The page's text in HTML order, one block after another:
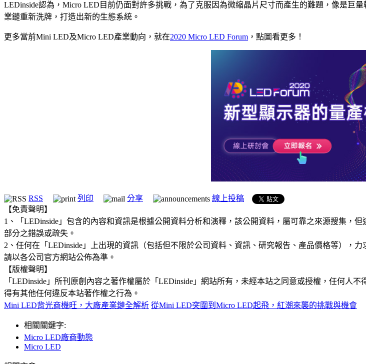
LEDinside認為，Micro LED目前仍面對許多挑戰，為了克服因為微縮晶片尺寸而產生的難題，像是巨
業鏈重新洗牌，打造出新的生態系統。
更多當前Mini LED及Micro LED產業動向，就在2020 Micro LED Forum ，點圖看更多！
RSS 列印 分享
線上投稿
【免責聲明】
1、「LEDinside」包含的內容和資訊是根據公開資料分析和演釋，該公開資料，屬可靠之來源搜集，
部分之錯誤或疏失。
2、任何在「LEDinside」上出現的資訊（包括但不限於公司資料、資訊、研究報告、產品價格等），
請以各公司官方網站公佈為準。
【版權聲明】
「LEDinside」所刊原創內容之著作權屬於「LEDinside」網站所有，未經本站之同意或授權，任何人
得有其他任何違反本站著作權之行為。
Mini LED背光商機旺，大廠產業鏈全解析 從Mini LED突圍到Micro LED起飛，紅潮來襲的挑戰與機會
相關關鍵字:
Micro LED廠商動態
Micro LED